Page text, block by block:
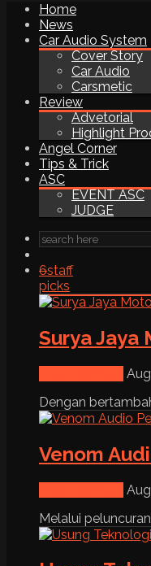
Home
News
Car Audio System
Cover Story
Car Audio
Carsmetic
Review
Advetorial
Highlight
Angel Corner
Tips & Trick
ASC
EVENT ASC
JUDGE
6staff
picks
Surya Jaya
Dengan
Venom
Melalui